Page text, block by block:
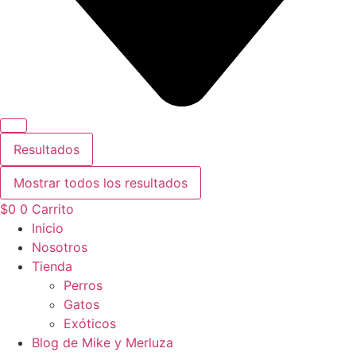
Resultados
Mostrar todos los resultados
$0 0 Carrito
Inicio
Nosotros
Tienda
Perros
Gatos
Exóticos
Blog de Mike y Merluza